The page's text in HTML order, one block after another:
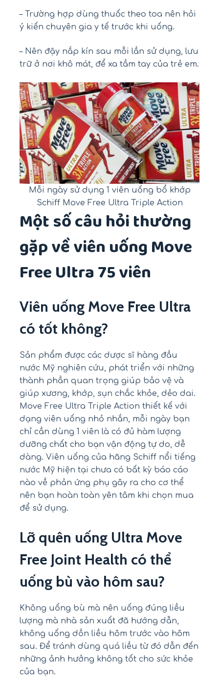
– Trường hợp dùng thuốc theo toa nên hỏi
ý kiến chuyên gia y tế trước khi uống.
– Nên đậy nắp kín sau mỗi lần sử dụng, lưu
trữ ở nơi khô mát, để xa tầm tay của trẻ em.
Mỗi ngày sử dụng 1 viên uống bổ khớp
Schiff Move Free Ultra Triple Action
Một số câu hỏi thường
gặp về viên uống Move
Free Ultra 75 viên
Viên uống Move Free Ultra
có tốt không?
Sản phẩm được các dược sĩ hàng đầu
nước Mỹ nghiên cứu, phát triển với những
thành phần quan trọng giúp bảo vệ và
giúp xương, khớp, sụn chắc khỏe, dẻo dai.
Move Free Ultra Triple Action thiết kế với
dạng viên uống nhỏ nhắn, mỗi ngày bạn
chỉ cần dùng 1 viên là có đủ hàm lượng
dưỡng chất cho bạn vận động tự do, dễ
dàng. Viên uống của hãng Schiff nổi tiếng
nước Mỹ hiện tại chưa có bất kỳ báo cáo
nào về phản ứng phụ gây ra cho cơ thể
nên bạn hoàn toàn yên tâm khi chọn mua
để sử dụng.
Lỡ quên uống Ultra Move
Free Joint Health có thể
uống bù vào hôm sau?
Không uống bù mà nên uống đúng liều
lượng mà nhà sản xuất đã hướng dẫn,
không uống dồn liều hôm trước vào hôm
sau. Để tránh dùng quá liều từ đó dẫn đến
những ảnh hưởng không tốt cho sức khỏe
của bạn.